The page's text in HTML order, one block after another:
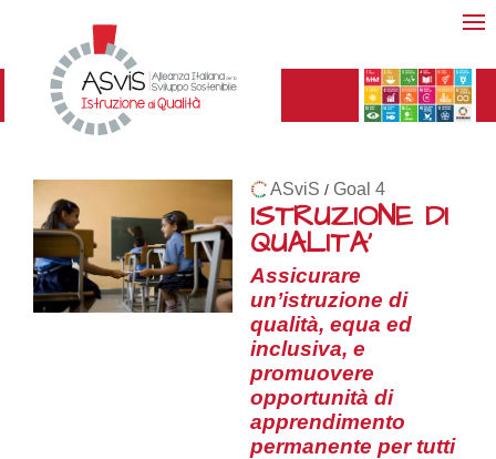
ASviS / Goal 4
ISTRUZIONE DI
QUALITA'
Assicurare
un’istruzione di
qualità, equa ed
inclusiva, e
promuovere
opportunità di
apprendimento
permanente per tutti